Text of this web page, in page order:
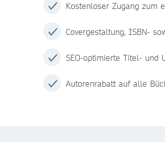
Kostenloser Zugang zum
Covergestaltung, ISBN-
SEO-optimierte Titel- und
Autorenrabatt auf alle